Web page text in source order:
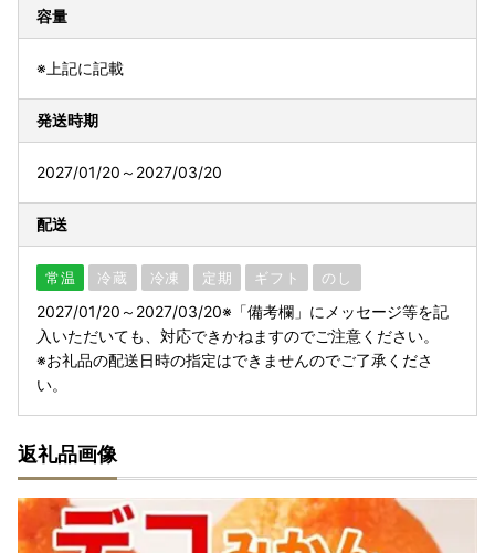
容量
※上記に記載
発送時期
2027/01/20～2027/03/20
配送
常温 冷蔵 冷凍 定期 ギフト のし
2027/01/20～2027/03/20※「備考欄」にメッセージ等を記
入いただいても、対応できかねますのでご注意ください。
※お礼品の配送日時の指定はできませんのでご了承くださ
い。
返礼品画像